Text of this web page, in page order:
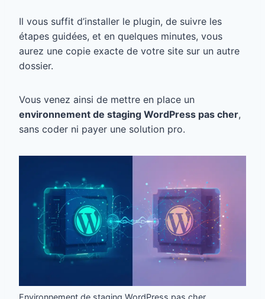
Il vous suffit d’installer le plugin, de suivre les
étapes guidées, et en quelques minutes, vous
aurez une copie exacte de votre site sur un autre
dossier.
Vous venez ainsi de mettre en place un
environnement de staging WordPress pas cher,
sans coder ni payer une solution pro.